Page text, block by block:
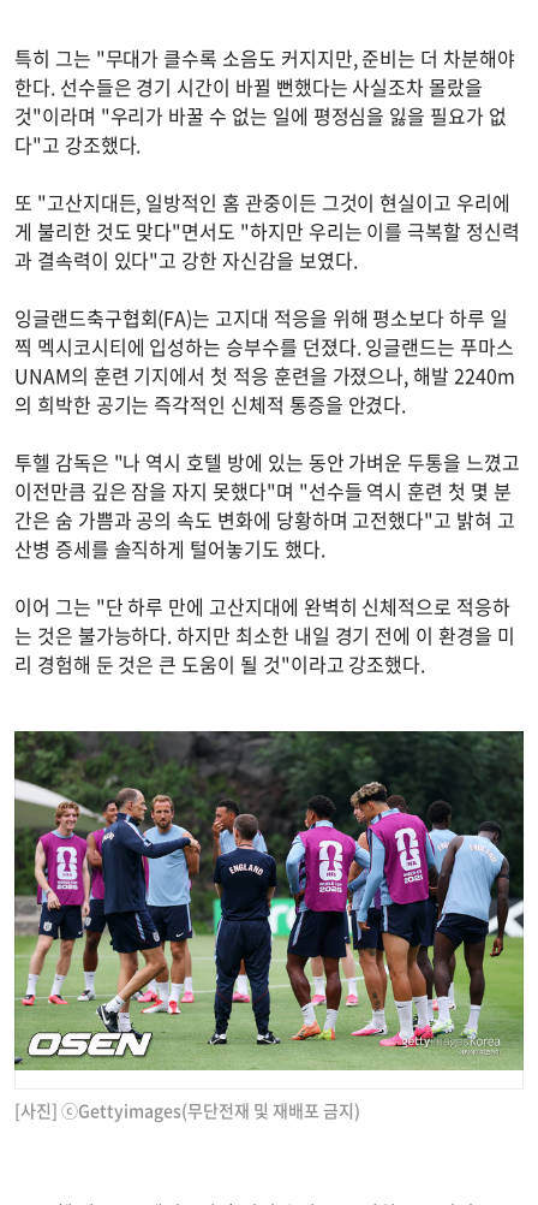
특히 그는 "무대가 클수록 소음도 커지지만, 준비는 더 차분해야
한다. 선수들은 경기 시간이 바뀔 뻔했다는 사실조차 몰랐을
것"이라며 "우리가 바꿀 수 없는 일에 평정심을 잃을 필요가 없
다"고 강조했다.
또 "고산지대든, 일방적인 홈 관중이든 그것이 현실이고 우리에
게 불리한 것도 맞다"면서도 "하지만 우리는 이를 극복할 정신력
과 결속력이 있다"고 강한 자신감을 보였다.
잉글랜드축구협회(FA)는 고지대 적응을 위해 평소보다 하루 일
찍 멕시코시티에 입성하는 승부수를 던졌다. 잉글랜드는 푸마스
UNAM의 훈련 기지에서 첫 적응 훈련을 가졌으나, 해발 2240m
의 희박한 공기는 즉각적인 신체적 통증을 안겼다.
투헬 감독은 "나 역시 호텔 방에 있는 동안 가벼운 두통을 느꼈고
이전만큼 깊은 잠을 자지 못했다"며 "선수들 역시 훈련 첫 몇 분
간은 숨 가쁨과 공의 속도 변화에 당황하며 고전했다"고 밝혀 고
산병 증세를 솔직하게 털어놓기도 했다.
이어 그는 "단 하루 만에 고산지대에 완벽히 신체적으로 적응하
는 것은 불가능하다. 하지만 최소한 내일 경기 전에 이 환경을 미
리 경험해 둔 것은 큰 도움이 될 것"이라고 강조했다.
[사진] ⓒGettyimages(무단전재 및 재배포 금지)